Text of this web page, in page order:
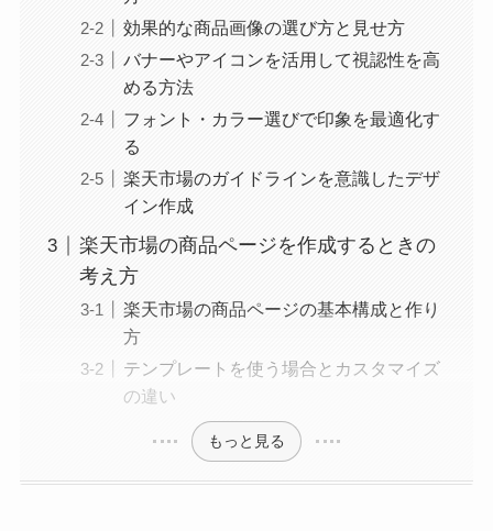
効果的な商品画像の選び方と見せ方
バナーやアイコンを活用して視認性を高
める方法
フォント・カラー選びで印象を最適化す
る
楽天市場のガイドラインを意識したデザ
イン作成
楽天市場の商品ページを作成するときの
考え方
楽天市場の商品ページの基本構成と作り
方
テンプレートを使う場合とカスタマイズ
の違い
もっと見る